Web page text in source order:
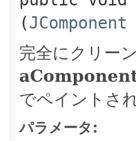
(JComponent
完全にクリー
でペイントさ
パラメータ: